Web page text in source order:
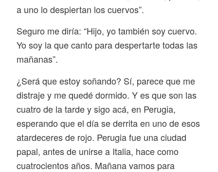
a uno lo despiertan los cuervos”.
Seguro me diría: “Hijo, yo también soy cuervo.
Yo soy la que canto para despertarte todas las
mañanas”.
¿Será que estoy soñando? Sí, parece que me
distraje y me quedé dormido. Y es que son las
cuatro de la tarde y sigo acá, en Perugia,
esperando que el día se derrita en uno de esos
atardeceres de rojo. Perugia fue una ciudad
papal, antes de unirse a Italia, hace como
cuatrocientos años. Mañana vamos para